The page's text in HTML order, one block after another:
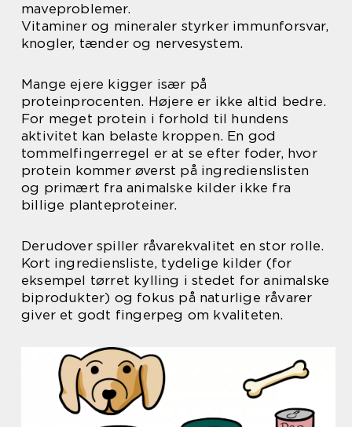
maveproblemer.
Vitaminer og mineraler styrker immunforsvar,
knogler, tænder og nervesystem.
Mange ejere kigger især på
proteinprocenten. Højere er ikke altid bedre.
For meget protein i forhold til hundens
aktivitet kan belaste kroppen. En god
tommelfingerregel er at se efter foder, hvor
protein kommer øverst på ingredienslisten
og primært fra animalske kilder ikke fra
billige planteproteiner.
Derudover spiller råvarekvalitet en stor rolle.
Kort ingrediensliste, tydelige kilder (for
eksempel tørret kylling i stedet for animalske
biprodukter) og fokus på naturlige råvarer
giver et godt fingerpeg om kvaliteten.